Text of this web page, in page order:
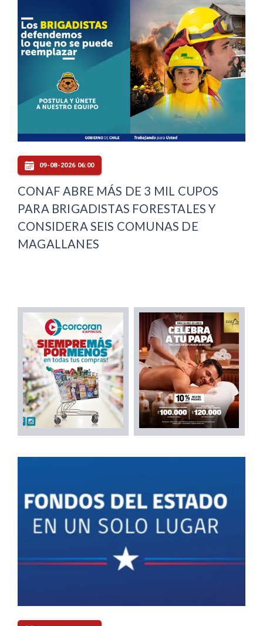
09-08-2026 06:00
CONAF ABRE MÁS DE 3 MIL CUPOS
PARA BRIGADISTAS FORESTALES Y
CONSIDERA SEIS COMUNAS DE
MAGALLANES